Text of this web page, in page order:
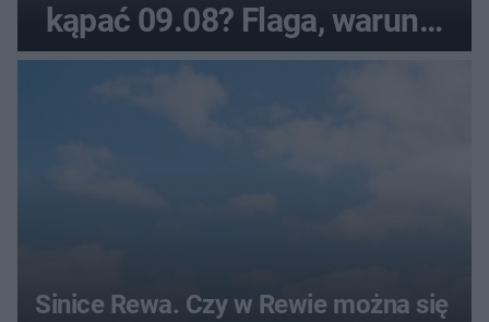
kąpać 09.08? Flaga, warunki
pogodowe
Sinice Rewa. Czy w Rewie można się